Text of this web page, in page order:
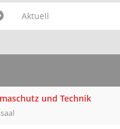
Aktuell
und Technik